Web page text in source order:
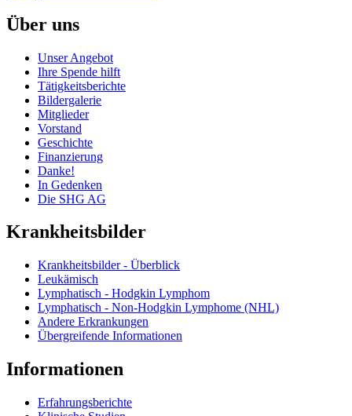
Über uns
Unser Angebot
Ihre Spende hilft
Tätigkeitsberichte
Bildergalerie
Mitglieder
Vorstand
Geschichte
Finanzierung
Danke!
In Gedenken
Die SHG AG
Krankheitsbilder
Krankheitsbilder - Überblick
Leukämisch
Lymphatisch - Hodgkin Lymphom
Lymphatisch - Non-Hodgkin Lymphome (NHL)
Andere Erkrankungen
Übergreifende Informationen
Informationen
Erfahrungsberichte